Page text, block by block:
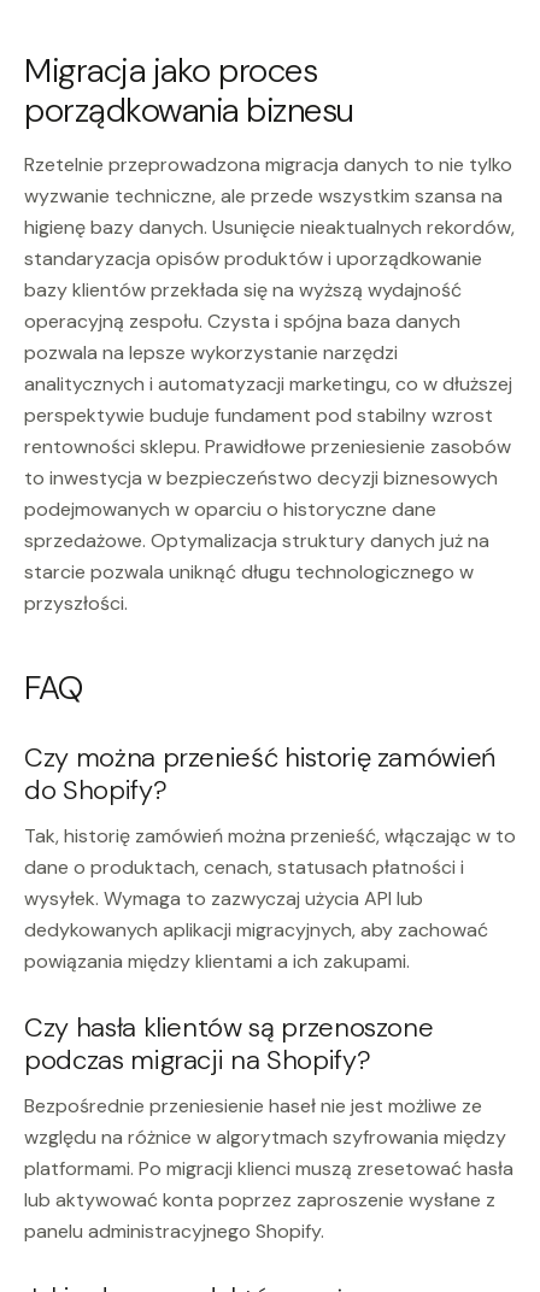
Migracja jako proces
porządkowania biznesu
Rzetelnie przeprowadzona migracja danych to nie tylko
wyzwanie techniczne, ale przede wszystkim szansa na
higienę bazy danych. Usunięcie nieaktualnych rekordów,
standaryzacja opisów produktów i uporządkowanie
bazy klientów przekłada się na wyższą wydajność
operacyjną zespołu. Czysta i spójna baza danych
pozwala na lepsze wykorzystanie narzędzi
analitycznych i automatyzacji marketingu, co w dłuższej
perspektywie buduje fundament pod stabilny wzrost
rentowności sklepu. Prawidłowe przeniesienie zasobów
to inwestycja w bezpieczeństwo decyzji biznesowych
podejmowanych w oparciu o historyczne dane
sprzedażowe. Optymalizacja struktury danych już na
starcie pozwala uniknąć długu technologicznego w
przyszłości.
FAQ
Czy można przenieść historię zamówień
do Shopify?
Tak, historię zamówień można przenieść, włączając w to
dane o produktach, cenach, statusach płatności i
wysyłek. Wymaga to zazwyczaj użycia API lub
dedykowanych aplikacji migracyjnych, aby zachować
powiązania między klientami a ich zakupami.
Czy hasła klientów są przenoszone
podczas migracji na Shopify?
Bezpośrednie przeniesienie haseł nie jest możliwe ze
względu na różnice w algorytmach szyfrowania między
platformami. Po migracji klienci muszą zresetować hasła
lub aktywować konta poprzez zaproszenie wysłane z
panelu administracyjnego Shopify.